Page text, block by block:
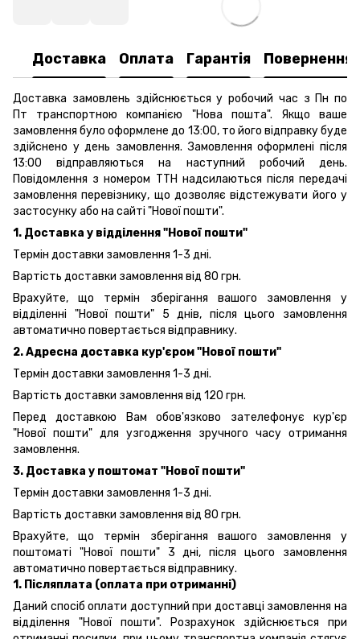
Доставка Оплата Гарантія Повернення
Доставка замовлень здійснюється у робочий час з Пн по
Пт транспортною компанією "Нова пошта". Якщо ваше
замовлення було оформлене до 13:00, то його відправку буде
здійснено у день замовлення. Замовлення оформлені після
13:00 відправляються на наступний робочий день.
Повідомлення з номером ТТН надсилаються після передачі
замовлення перевізнику, що дозволяє відстежувати його у
застосунку або на сайті "Нової пошти".
1. Доставка у відділення "Нової пошти"
Термін доставки замовлення 1-3 дні.
Вартість доставки замовлення від 80 грн.
Врахуйте, що термін зберігання вашого замовлення у
відділенні "Нової пошти" 5 днів, після цього замовлення
автоматично повертається відправнику.
2. Адресна доставка кур'єром "Нової пошти"
Термін доставки замовлення 1-3 дні.
Вартість доставки замовлення від 120 грн.
Перед доставкою Вам обов'язково зателефонує кур'єр
"Нової пошти" для узгодження зручного часу отримання
замовлення.
3. Доставка у поштомат "Нової пошти"
Термін доставки замовлення 1-3 дні.
Вартість доставки замовлення від 80 грн.
Врахуйте, що термін зберігання вашого замовлення у
поштоматі "Нової пошти" 3 дні, після цього замовлення
автоматично повертається відправнику.
1. Післяплата (оплата при отриманні)
Даний спосіб оплати доступний при доставці замовлення на
відділення "Нової пошти". Розрахунок здійснюється при